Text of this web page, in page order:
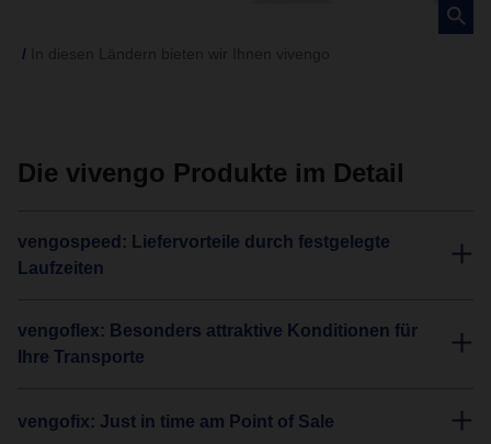
Die vivengo Produkte im Detail
vengospeed: Liefervorteile durch festgelegte
Laufzeiten
vengoflex: Besonders attraktive Konditionen für
Ihre Transporte
vengofix: Just in time am Point of Sale